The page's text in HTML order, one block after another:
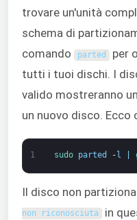
trovare un'unità
schema di
comando
parted per
tutti i tuoi dischi. I
valido mostreranno
un nuovo disco.
1 sudo parted -l
Il disco non
non riconosciuta in